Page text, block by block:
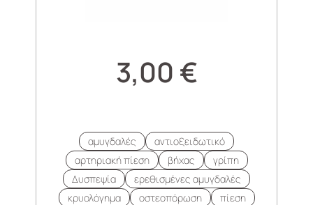
3,00 €
αμυγδαλές
αντιοξειδωτικό
αρτηριακή πίεση
βήχας
γρίπη
Δυσπεψία
ερεθισμένες αμυγδαλές
κρυολόγημα
οστεοπόρωση
πίεση